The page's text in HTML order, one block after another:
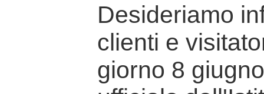
Desideriamo
clienti e
giorno 8